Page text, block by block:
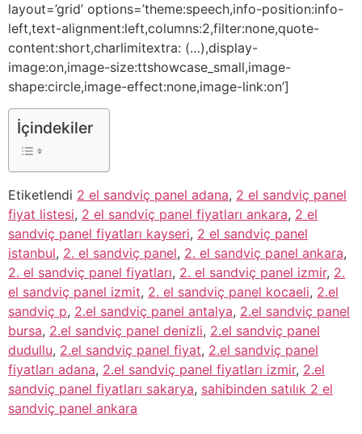
layout=’grid’ options=’theme:speech,info-position:info-
left,text-alignment:left,columns:2,filter:none,quote-
content:short,charlimitextra: (…),display-
image:on,image-size:ttshowcase_small,image-
shape:circle,image-effect:none,image-link:on’]
İçindekiler
Etiketlendi 2 el sandviç panel adana, 2 el sandviç panel
fiyat listesi, 2 el sandviç panel fiyatları ankara, 2 el
sandviç panel fiyatları kayseri, 2 el sandviç panel
istanbul, 2. el sandviç panel, 2. el sandviç panel ankara,
2. el sandviç panel fiyatları, 2. el sandviç panel izmir, 2.
el sandviç panel izmit, 2. el sandviç panel kocaeli, 2.el
sandviç p, 2.el sandviç panel antalya, 2.el sandviç panel
bursa, 2.el sandviç panel denizli, 2.el sandviç panel
dudullu, 2.el sandviç panel fiyat, 2.el sandviç panel
fiyatları adana, 2.el sandviç panel fiyatları izmir, 2.el
sandviç panel fiyatları sakarya, sahibinden satılık 2 el
sandviç panel ankara